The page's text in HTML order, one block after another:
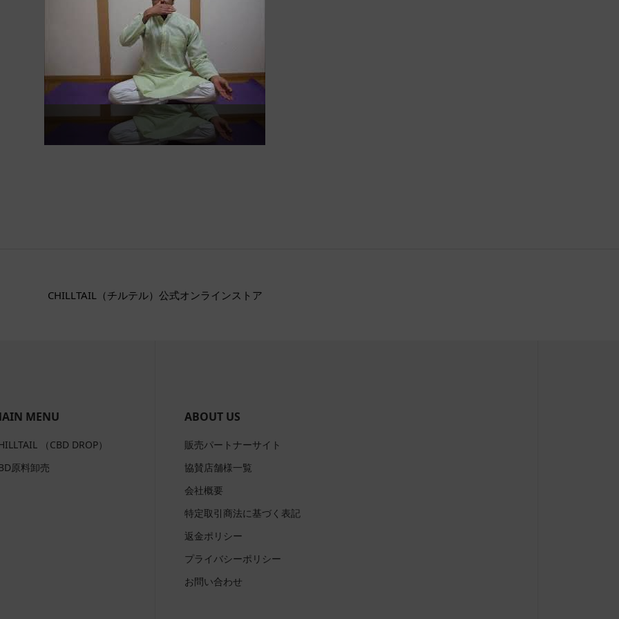
CHILLTAIL（チルテル）公式オンラインストア
MENU
（CBD DROP）
原料卸売
ABOUT US
販売パートナーサイト
協賛店舗様一覧
会社概要
特定取引商法に基づく表記
返金ポリシー
プライバシーポリシー
お問い合わせ